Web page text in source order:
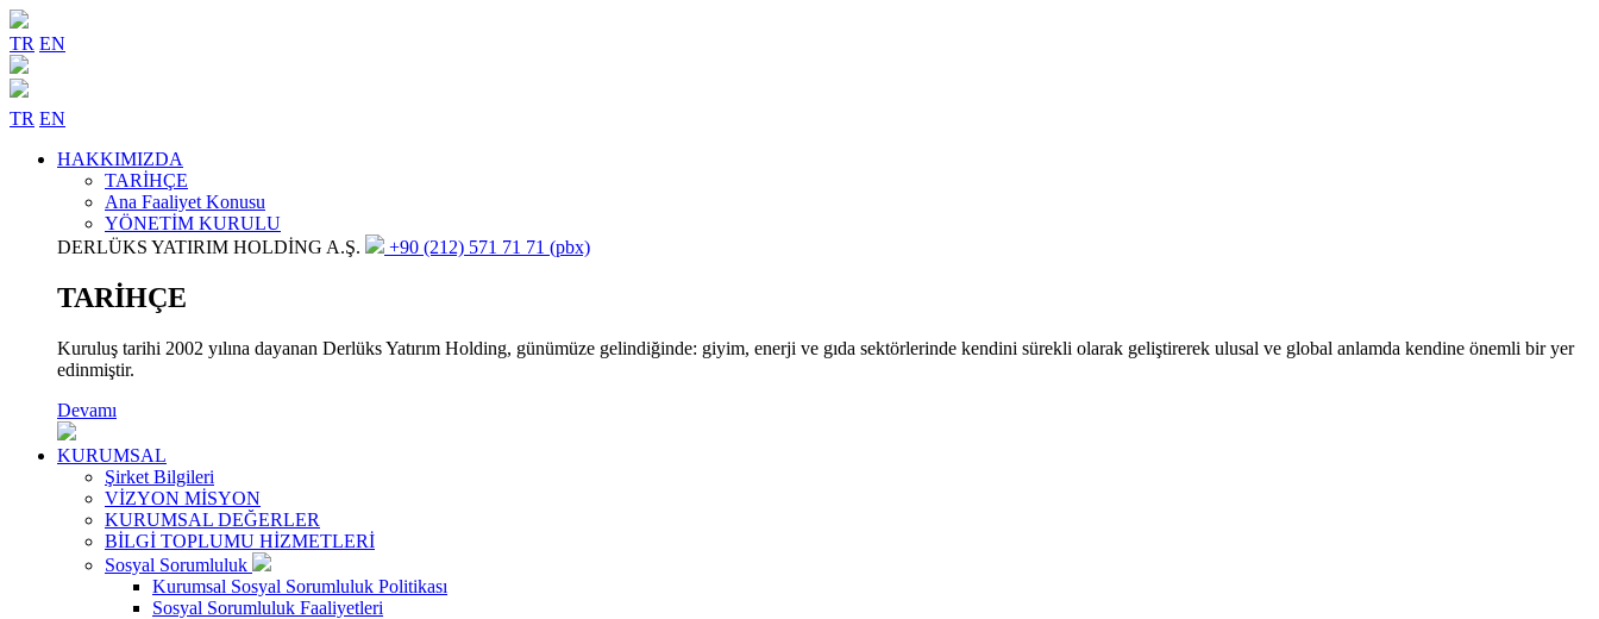
TR EN
TR EN
HAKKIMIZDA
TARİHÇE
Ana Faaliyet Konusu
YÖNETİM KURULU
DERLÜKS YATIRIM HOLDİNG A.Ş.
+90 (212) 571 71 71 (pbx)
TARİHÇE
Kuruluş tarihi 2002 yılına dayanan Derlüks Yatırım Holding, günümüze gelindiğinde: giyim, enerji ve gıda sektörlerinde kendini sürekli olarak geliştirerek ulusal ve global anlamda kendine önemli bir yer
edinmiştir.
Devamı
KURUMSAL
Şirket Bilgileri
VİZYON MİSYON
KURUMSAL DEĞERLER
BİLGİ TOPLUMU HİZMETLERİ
Sosyal Sorumluluk
Kurumsal Sosyal Sorumluluk Politikası
Sosyal Sorumluluk Faaliyetleri